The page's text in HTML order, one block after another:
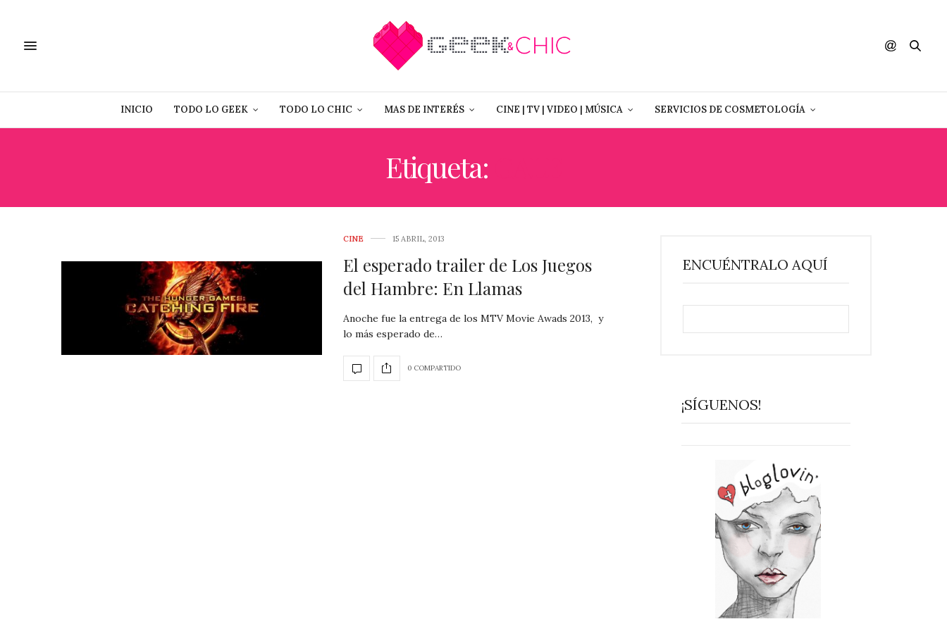
INICIO TODO LO GEEK TODO LO CHIC MAS DE INTERÉS CINE | TV | VIDEO | MÚSICA SERVICIOS DE COSMETOLOGÍA
Etiqueta:
CINE 15 ABRIL, 2013
El esperado trailer de Los Juegos
del Hambre: En Llamas
Anoche fue la entrega de los MTV Movie Awads 2013, y
lo más esperado de…
0 COMPARTIDO
ENCUÉNTRALO AQUÍ
¡SÍGUENOS!